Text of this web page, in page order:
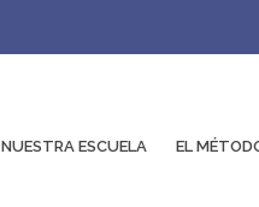
NUESTRA ESCUELA EL